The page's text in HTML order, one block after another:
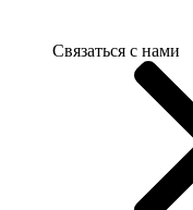
Связаться с нами